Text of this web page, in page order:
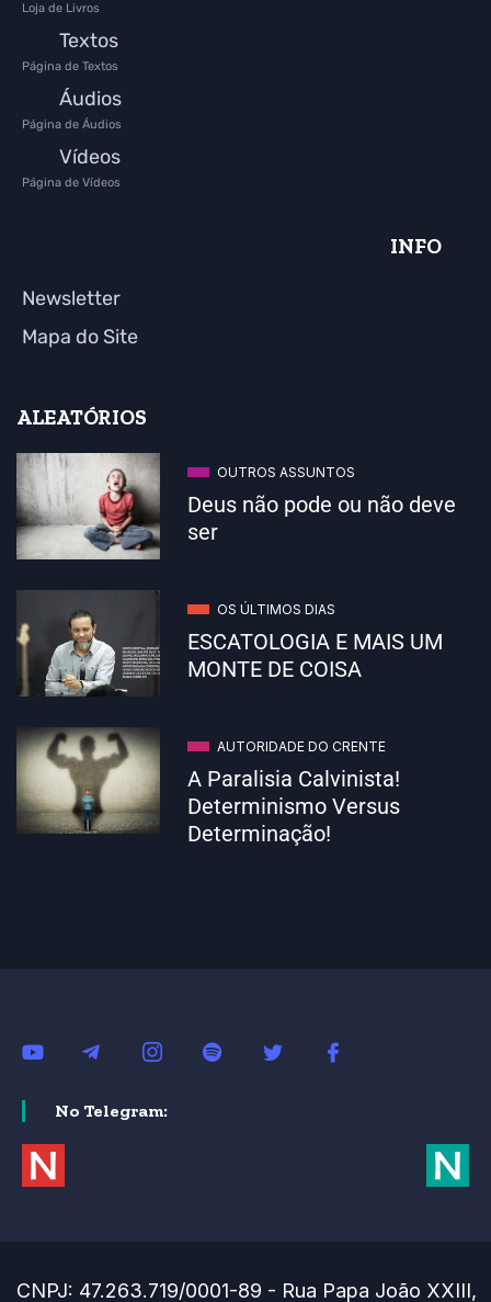
Loja de Livros
Textos
Página de Textos
Áudios
Página de Áudios
Vídeos
Página de Vídeos
INFO
Newsletter
Mapa do Site
ALEATÓRIOS
OUTROS ASSUNTOS
Deus não pode ou não deve
ser
OS ÚLTIMOS DIAS
ESCATOLOGIA E MAIS UM
MONTE DE COISA
AUTORIDADE DO CRENTE
A Paralisia Calvinista!
Determinismo Versus
Determinação!
No Telegram:
CNPJ: 47.263.719/0001-89 - Rua Papa João XXIII,